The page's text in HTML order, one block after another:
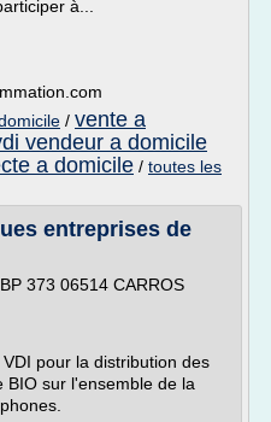
à...
/ vente a
vendeur a domicile
a domicile / toutes les
entreprises de
373 06514 CARROS
pour la distribution des
BIO sur l'ensemble de la